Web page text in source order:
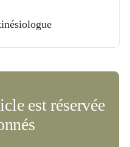
est réservée